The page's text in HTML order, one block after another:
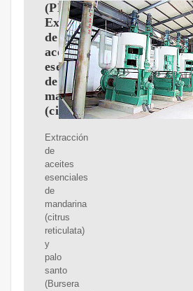
(PDF)
Extracción
de
aceites
esenciales
de
mandarina
(citrus
Extracción
de
aceites
esenciales
de
mandarina
(citrus
reticulata)
y
palo
santo
(Bursera